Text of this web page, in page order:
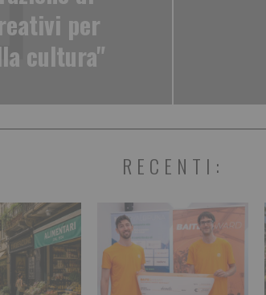
per
cultura"
RECENTI: